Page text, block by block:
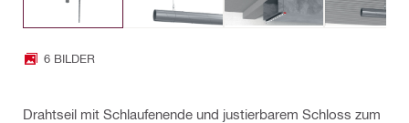
6 BILDER
Drahtseil mit Schlaufenende und justierbarem Schloss zum